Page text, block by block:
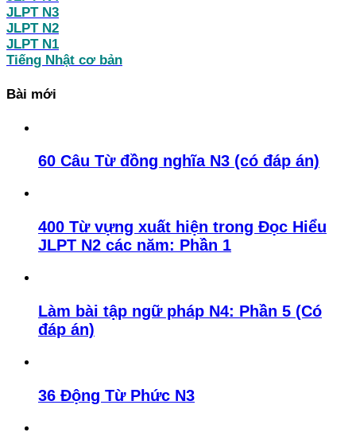
JLPT N3
JLPT N2
JLPT N1
Tiếng Nhật cơ bản
Bài mới
60 Câu Từ đồng nghĩa N3 (có đáp án)
400 Từ vựng xuất hiện trong Đọc Hiểu
JLPT N2 các năm: Phần 1
Làm bài tập ngữ pháp N4: Phần 5 (Có
đáp án)
36 Động Từ Phức N3